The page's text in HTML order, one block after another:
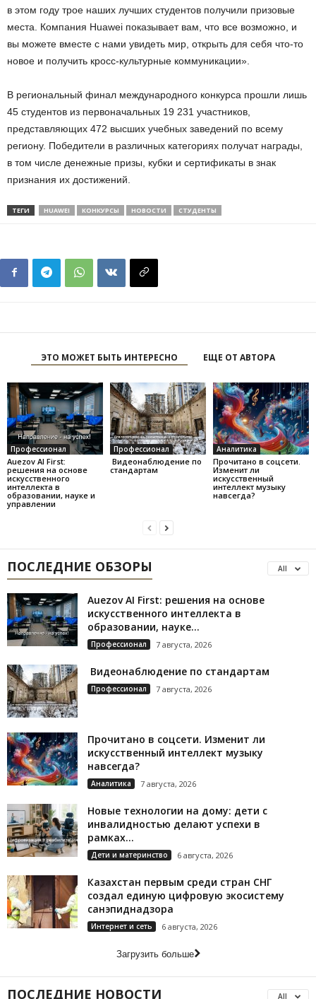
в этом году трое наших лучших студентов получили призовые
места. Компания Huawei показывает вам, что все возможно, и
вы можете вместе с нами увидеть мир, открыть для себя что-то
новое и получить кросс-культурные коммуникации».
В региональный финал международного конкурса прошли лишь
45 студентов из первоначальных 19 231 участников,
представляющих 472 высших учебных заведений по всему
региону. Победители в различных категориях получат награды,
в том числе денежные призы, кубки и сертификаты в знак
признания их достижений.
ТЕГИ HUAWEI КОНКУРСЫ НОВОСТИ СТУДЕНТЫ
ЭТО МОЖЕТ БЫТЬ ИНТЕРЕСНО ЕЩЕ ОТ АВТОРА
Профессионал
Auezov AI First:
решения на основе
искусственного
интеллекта в
образовании, науке и
управлении
Профессионал
Видеонаблюдение по
стандартам
Аналитика
Прочитано в соцсети.
Изменит ли
искусственный
интеллект музыку
навсегда?
ПОСЛЕДНИЕ ОБЗОРЫ All
Auezov AI First: решения на основе
искусственного интеллекта в
образовании, науке...
Профессионал 7 августа, 2026
Видеонаблюдение по стандартам
Профессионал 7 августа, 2026
Прочитано в соцсети. Изменит ли
искусственный интеллект музыку
навсегда?
Аналитика 7 августа, 2026
Новые технологии на дому: дети с
инвалидностью делают успехи в
рамках...
Дети и материнство 6 августа, 2026
Казахстан первым среди стран СНГ
создал единую цифровую экосистему
санэпиднадзора
Интернет и сеть 6 августа, 2026
Загрузить больше
ПОСЛЕДНИЕ НОВОСТИ All